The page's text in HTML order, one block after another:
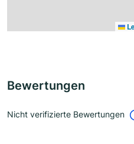
Bewertungen
Nicht verifizierte Bewertungen